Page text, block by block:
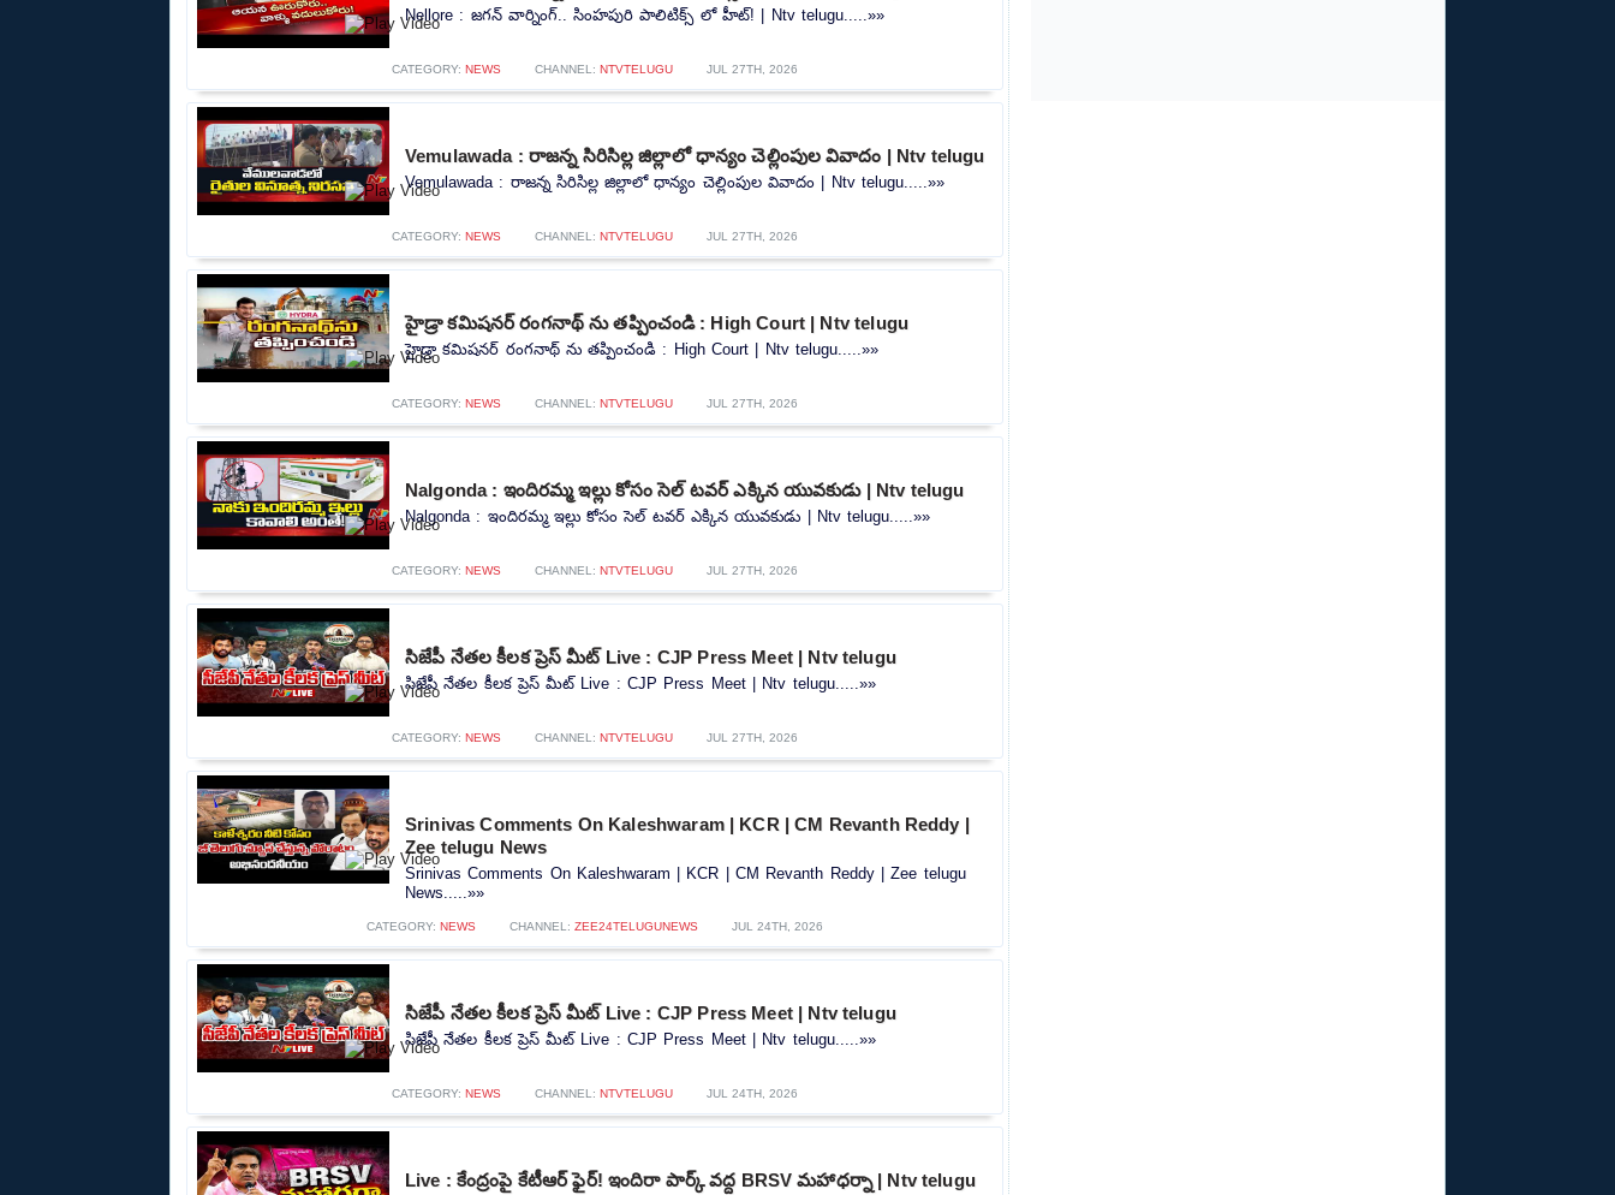
Nellore : జగన్ వార్నింగ్.. సింహపురి పాలిటిక్స్ లో హీట్! | Ntv telugu.....»»
CATEGORY: NEWS CHANNEL: NTVTELUGU JUL 27TH, 2026
Vemulawada : రాజన్న సిరిసిల్ల జిల్లాలో ధాన్యం చెల్లింపుల వివాదం | Ntv telugu
Vemulawada : రాజన్న సిరిసిల్ల జిల్లాలో ధాన్యం చెల్లింపుల వివాదం | Ntv telugu.....»»
CATEGORY: NEWS CHANNEL: NTVTELUGU JUL 27TH, 2026
హైడ్రా కమిషనర్ రంగనాథ్ ను తప్పించండి : High Court | Ntv telugu
హైడ్రా కమిషనర్ రంగనాథ్ ను తప్పించండి : High Court | Ntv telugu.....»»
CATEGORY: NEWS CHANNEL: NTVTELUGU JUL 27TH, 2026
Nalgonda : ఇందిరమ్మ ఇల్లు కోసం సెల్ టవర్ ఎక్కిన యువకుడు | Ntv telugu
Nalgonda : ఇందిరమ్మ ఇల్లు కోసం సెల్ టవర్ ఎక్కిన యువకుడు | Ntv telugu.....»»
CATEGORY: NEWS CHANNEL: NTVTELUGU JUL 27TH, 2026
సిజేపీ నేతల కీలక ప్రెస్ మీట్ Live : CJP Press Meet | Ntv telugu
సిజేపీ నేతల కీలక ప్రెస్ మీట్ Live : CJP Press Meet | Ntv telugu.....»»
CATEGORY: NEWS CHANNEL: NTVTELUGU JUL 27TH, 2026
Srinivas Comments On Kaleshwaram | KCR | CM Revanth Reddy |
Zee telugu News
Srinivas Comments On Kaleshwaram | KCR | CM Revanth Reddy | Zee telugu
News.....»»
CATEGORY: NEWS CHANNEL: ZEE24TELUGUNEWS JUL 24TH, 2026
సిజేపీ నేతల కీలక ప్రెస్ మీట్ Live : CJP Press Meet | Ntv telugu
సిజేపీ నేతల కీలక ప్రెస్ మీట్ Live : CJP Press Meet | Ntv telugu.....»»
CATEGORY: NEWS CHANNEL: NTVTELUGU JUL 24TH, 2026
Live : కేంద్రంపై కేటీఆర్ ఫైర్! ఇందిరా పార్క్ వద్ద BRSV మహాధర్నా | Ntv telugu